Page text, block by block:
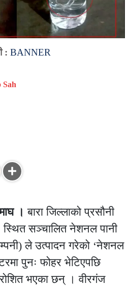
: BANNER
Sah
। बारा जिल्लाको प्रसौनी
स्थित सञ्चालित नेशनल पानी
ले उत्पादन गरेको ‘नेशनल
पुनः फोहर भेटिएपछि
भएका छन् । वीरगंज